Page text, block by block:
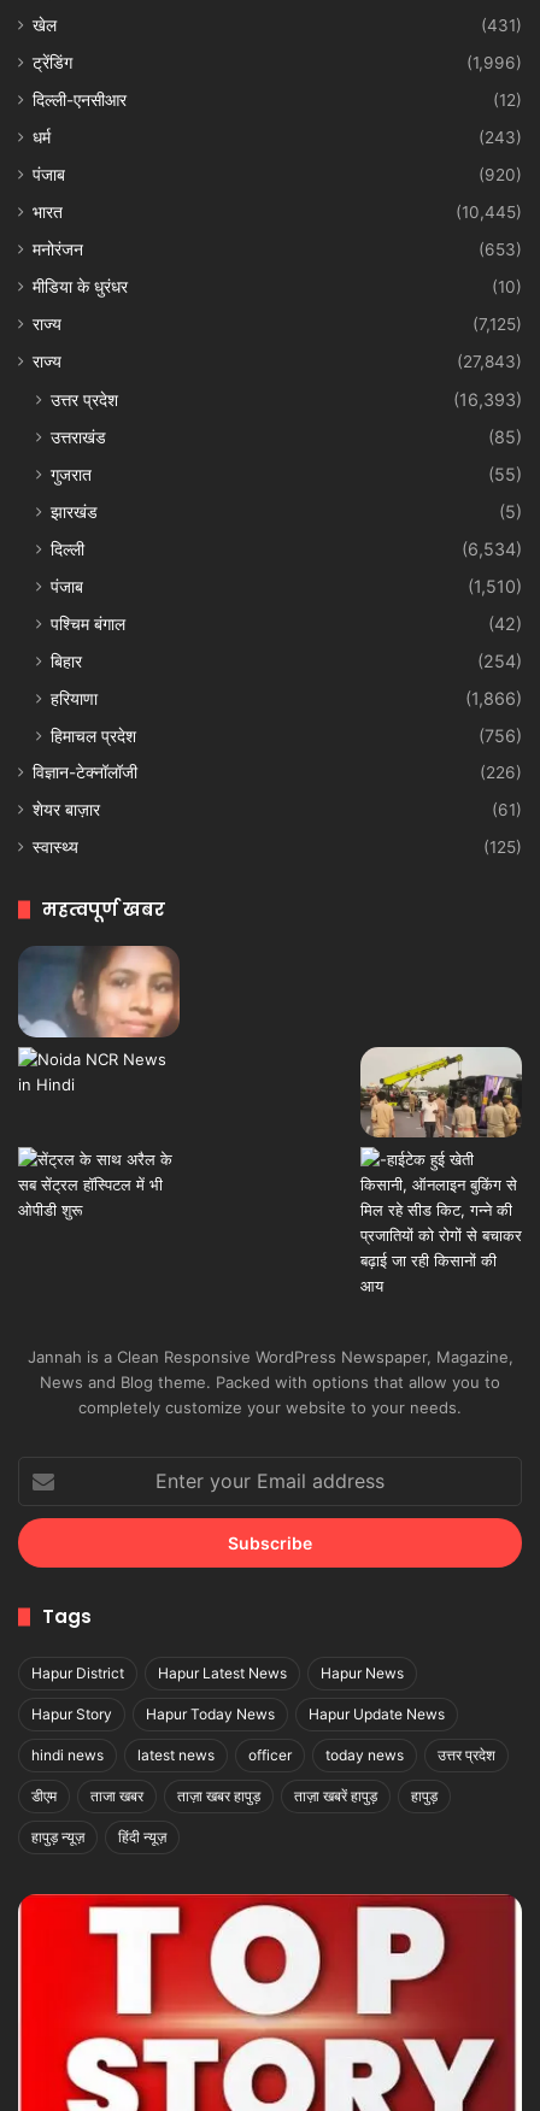
खेल
(431)
ट्रेंडिंग
(1,996)
दिल्ली-एनसीआर
(12)
धर्म
(243)
पंजाब
(920)
भारत
(10,445)
मनोरंजन
(653)
मीडिया के धुरंधर
(10)
राज्य
(7,125)
राज्य
(27,843)
उत्तर प्रदेश
(16,393)
उत्तराखंड
(85)
गुजरात
(55)
झारखंड
(5)
दिल्ली
(6,534)
पंजाब
(1,510)
पश्चिम बंगाल
(42)
बिहार
(254)
हरियाणा
(1,866)
हिमाचल प्रदेश
(756)
विज्ञान-टेक्नॉलॉजी
(226)
शेयर बाज़ार
(61)
स्वास्थ्य
(125)
महत्वपूर्ण खबर
Jannah is a Clean Responsive WordPress Newspaper, Magazine,
News and Blog theme. Packed with options that allow you to
completely customize your website to your needs.
your
Email
address
Tags
Hapur District Hapur Latest News Hapur News
Hapur Story Hapur Today News Hapur Update News
hindi news latest news officer today news उत्तर प्रदेश
डीएम ताजा खबर ताज़ा खबर हापुड़ ताज़ा खबरें हापुड़ हापुड़
हापुड़ न्यूज़ हिंदी न्यूज़